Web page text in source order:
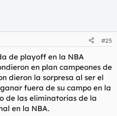
tripistas de la liga y
tan claro para Detroit como
#25
de playoff en la NBA
en plan campeones de
dieron la sorpresa al ser el
fuera de su campo en la
de las eliminatorias de la
en la NBA.